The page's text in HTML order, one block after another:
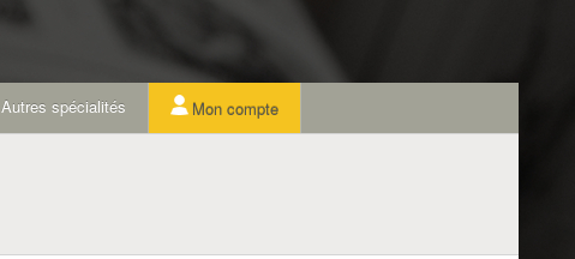
Autres spécialités Mon compte